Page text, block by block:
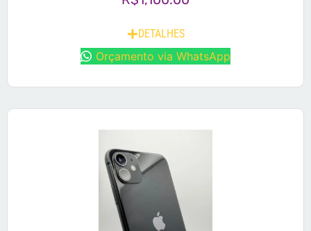
DETALHES
Orçamento via WhatsApp